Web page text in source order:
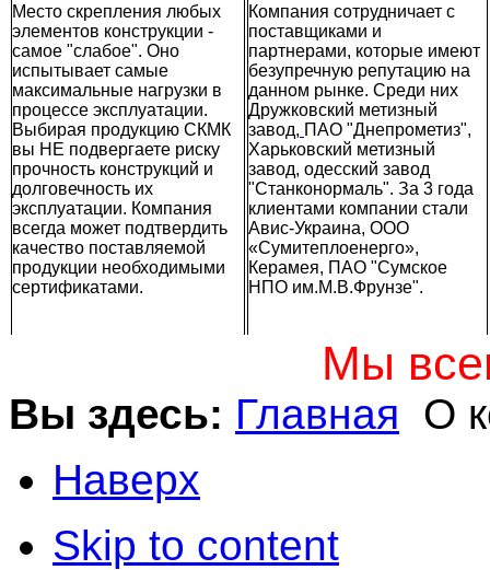
Место скрепления любых
элементов конструкции -
самое "слабое". Оно
испытывает самые
максимальные нагрузки в
процессе эксплуатации.
Выбирая продукцию СКМК
вы НЕ подвергаете риску
прочность конструкций и
долговечность их
эксплуатации. Компания
всегда может подтвердить
качество поставляемой
продукции необходимыми
сертификатами.
Компания сотрудничает с
поставщиками и
партнерами, которые имеют
безупречную репутацию на
данном рынке. Среди них
Дружковский метизный
завод, ПАО "Днепрометиз",
Харьковский метизный
завод, одесский завод
"Станконормаль". За 3 года
клиентами компании стали
Авис-Украина, ООО
«Сумитеплоенерго»,
Керамея, ПАО "Сумское
НПО им.М.В.Фрунзе".
Мы
Вы здесь: Главная О
Наверх
Skip to content